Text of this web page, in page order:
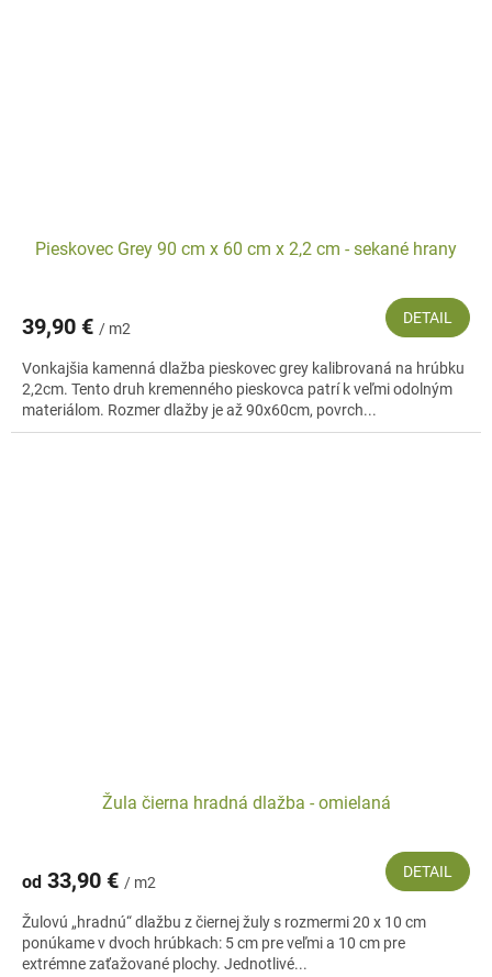
Pieskovec Grey 90 cm x 60 cm x 2,2 cm - sekané hrany
39,90 € / m2
DETAIL
Vonkajšia kamenná dlažba pieskovec grey kalibrovaná na hrúbku
2,2cm. Tento druh kremenného pieskovca patrí k veľmi odolným
materiálom. Rozmer dlažby je až 90x60cm, povrch...
Žula čierna hradná dlažba - omielaná
od 33,90 € / m2
DETAIL
Žulovú „hradnú“ dlažbu z čiernej žuly s rozmermi 20 x 10 cm
ponúkame v dvoch hrúbkach: 5 cm pre veľmi a 10 cm pre
extrémne zaťažované plochy. Jednotlivé...